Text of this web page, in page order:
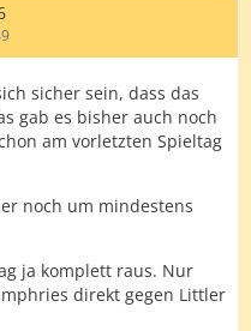
sicher sein, dass das
gab es bisher auch noch
am vorletzten Spieltag
noch um mindestens
ja komplett raus. Nur
direkt gegen Littler